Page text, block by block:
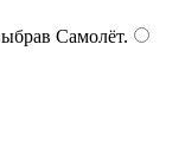
Самолёт.